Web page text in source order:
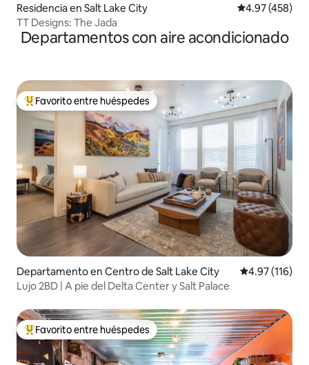
Residencia en Salt Lake City Calificación
4.97 (458)
TT Designs: The Jada
Departamentos con aire acondicionado
De los mejores en Favorito entre huéspedes
Favorito entre huéspedes
Departamento en Centro de Salt Lake City Calificación
4.97 (116)
Lujo 2BD | A pie del Delta Center y Salt Palace
De los mejores en Favorito entre huéspedes
Favorito entre huéspedes